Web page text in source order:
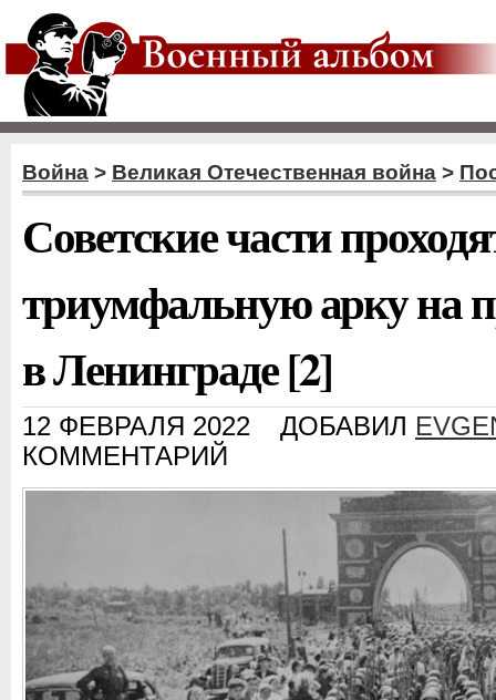
Война > Великая Отечественная война >
Советские части
триумфальную арку на
в Ленинграде [2]
12 ФЕВРАЛЯ 2022 ДОБАВИЛ
КОММЕНТАРИЙ